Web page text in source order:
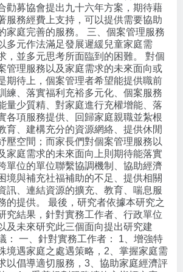
勸募協會提出九十六年方案，期待藉
服務經費上支持，可以提供需要協助
家庭完善的服務。 三、個案管理服務
多元作法滿足發展遲緩兒童家庭需
，並多元思考所面臨到的困難。 對個
管理服務以及家庭需求的未來面向或
期待上，個案管理者希望能提供職前
練、落實福利充裕多元化、個案服務
量少質精、對家庭進行充權增能、落
各項服務提供、回歸家庭親職並紮根
育、建構充分的資源網絡、提供休閒
壓空間；而家長們對個案管理服務以
家庭需求的未來面向上則期待能落實
單位的單位聯繫協調機制、協助經濟
境與補充社福補助的不足、提供相關
訊、連結資源的擴充、教育、喘息服
的提供。 最後，研究者依據本研究之
究結果，針對實務工作者、行政單位
及未來研究此三個面向提出研究建
： 一、針對實務工作者： 1、增強特
境遇家庭之處遇策略，2、掌握家庭需
以倡導適切服務，3、協助家庭經濟評